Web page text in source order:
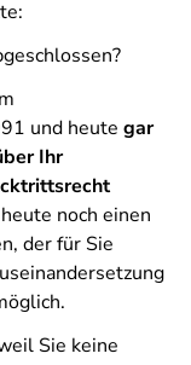
und heute gar
Ihr
noch einen
der für Sie
Sie keine